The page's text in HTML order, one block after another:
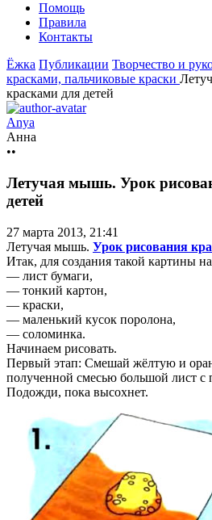
Помощь
Правила
Контакты
Ёжка Публикации Творчество и
красками, пальчиковые краски
красками для детей
Anya
Анна
••
Летучая мышь. Урок
детей
27 марта 2013, 21:41
Летучая мышь. Урок рисования
Итак, для создания такой картины
— лист бумаги,
— тонкий картон,
— краски,
— маленький кусок поролона,
— соломинка.
Начинаем рисовать.
Первый этап: Смешай жёлтую и
полученной смесью большой лист
Подожди, пока высохнет.